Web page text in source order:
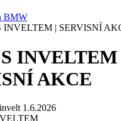
BMW
INVELTEM | SERVISNÍ
INVELTEM
AKCE
1.6.2026